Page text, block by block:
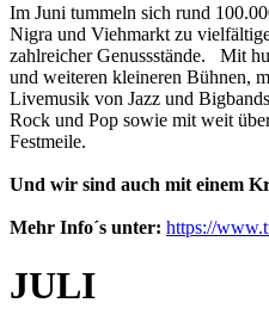
Im Juni tummeln sich rund
Nigra und Viehmarkt zu
zahlreicher Genussstände. Mit
und weiteren kleineren Bühnen,
Livemusik von Jazz und
Rock und Pop sowie mit weit
Festmeile.
Und wir sind auch mit einem
Mehr Info´s unter: https://
JULI